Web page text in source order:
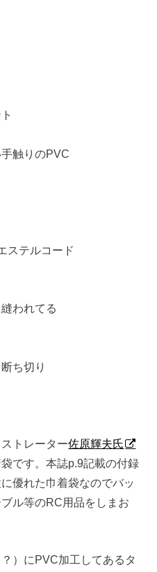
触りのPVC
ステルコード
われてる
ち切り
トレーター佐原輝夫氏
です。本誌p.9記載の付録
優れた巾着袋なのでバッ
ル等のRC用品をしまお
）にPVC加工してあるタ